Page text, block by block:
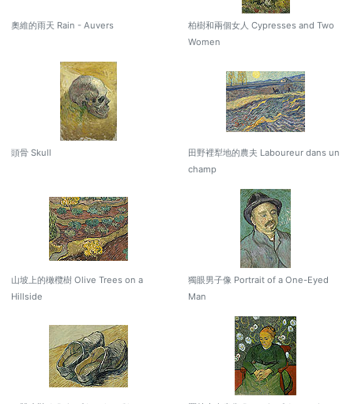
奧維的雨天 Rain - Auvers
柏樹和兩個女人 Cypresses and Two
Women
頭骨 Skull
田野裡犁地的農夫 Laboureur dans un
champ
山坡上的橄欖樹 Olive Trees on a
Hillside
獨眼男子像 Portrait of a One-Eyed
Man